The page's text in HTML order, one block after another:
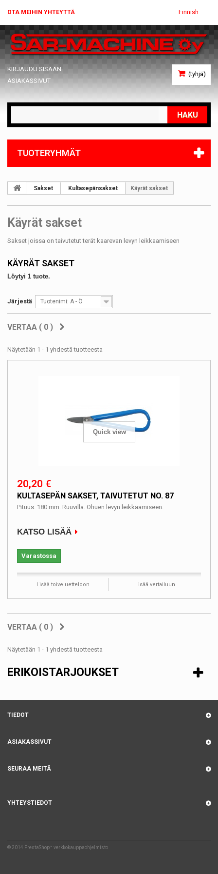
Finnish
OTA MEIHIN YHTEYTTÄ
(tyhjä)
KIRJAUDU SISÄÄN
ASIAKASSIVUT
HAKU
TUOTERYHMÄT
Sakset Kultasepänsakset Käyrät sakset
Käyrät sakset
Sakset joissa on taivutetut terät kaarevan levyn leikkaamiseen
KÄYRÄT SAKSET
Löytyi 1 tuote.
Järjestä Tuotenimi: A - Ö
VERTAA ( 0 )
Näytetään 1 - 1 yhdestä tuotteesta
Quick view
20,20 €
KULTASEPÄN SAKSET, TAIVUTETUT NO. 87
Pituus: 180 mm. Ruuvilla. Ohuen levyn leikkaamiseen.
KATSO LISÄÄ
Varastossa
Lisää toiveluetteloon Lisää vertailuun
VERTAA ( 0 )
Näytetään 1 - 1 yhdestä tuotteesta
ERIKOISTARJOUKSET
TIEDOT
© 2014 PrestaShop™ verkkokauppaohjelmisto
ASIAKASSIVUT
SEURAA MEITÄ
YHTEYSTIEDOT